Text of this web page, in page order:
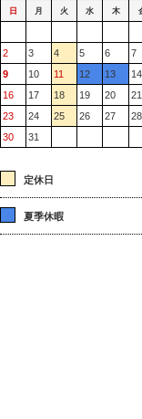
日 月 火 水 木
2
3 4 5 6 7
9
10 11 12 13 14
16
17 18 19 20 21
23
24 25 26 27 28
30
31
定休日
夏季休暇